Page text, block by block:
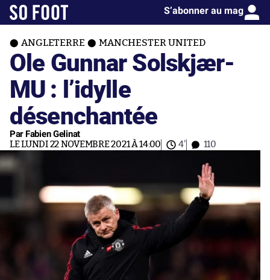
S’abonner au mag
ANGLETERRE MANCHESTER UNITED
Ole Gunnar Solskjær-
MU : l’idylle
désenchantée
Par Fabien Gelinat
LE LUNDI 22 NOVEMBRE 2021 À 14:00 4' 110